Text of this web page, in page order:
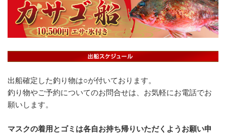
出船確定した釣り物は○が付いております。
釣り物やご予約についてのお問合せは、お気軽にお電話でお
願いします。
マスクの着用とゴミは各自お持ち帰りいただくようお願い申